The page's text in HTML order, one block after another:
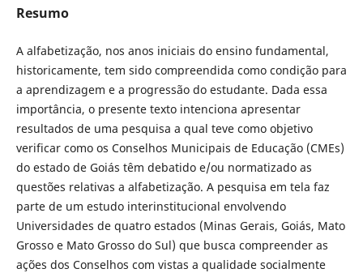
Resumo
A alfabetização, nos anos iniciais do ensino fundamental,
historicamente, tem sido compreendida como condição para
a aprendizagem e a progressão do estudante. Dada essa
importância, o presente texto intenciona apresentar
resultados de uma pesquisa a qual teve como objetivo
verificar como os Conselhos Municipais de Educação (CMEs)
do estado de Goiás têm debatido e/ou normatizado as
questões relativas a alfabetização. A pesquisa em tela faz
parte de um estudo interinstitucional envolvendo
Universidades de quatro estados (Minas Gerais, Goiás, Mato
Grosso e Mato Grosso do Sul) que busca compreender as
ações dos Conselhos com vistas a qualidade socialmente